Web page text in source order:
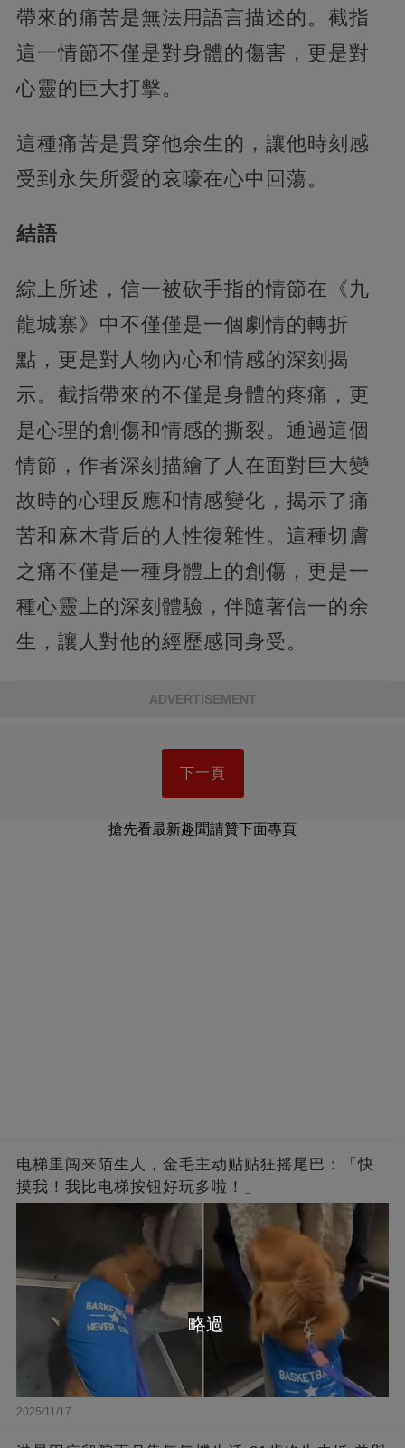
帶來的痛苦是無法用語言描述的。截指
這一情節不僅是對身體的傷害，更是對
心靈的巨大打擊。
這種痛苦是貫穿他余生的，讓他時刻感
受到永失所愛的哀嚎在心中回蕩。
結語
綜上所述，信一被砍手指的情節在《九
龍城寨》中不僅僅是一個劇情的轉折
點，更是對人物內心和情感的深刻揭
示。截指帶來的不僅是身體的疼痛，更
是心理的創傷和情感的撕裂。通過這個
情節，作者深刻描繪了人在面對巨大變
故時的心理反應和情感變化，揭示了痛
苦和麻木背后的人性復雜性。這種切膚
之痛不僅是一種身體上的創傷，更是一
種心靈上的深刻體驗，伴隨著信一的余
生，讓人對他的經歷感同身受。
ADVERTISEMENT
下一頁
搶先看最新趣聞請贊下面專頁
电梯里闯来陌生人，金毛主动贴贴狂摇尾巴：「快
摸我！我比电梯按钮好玩多啦！」
2025/11/17
略過